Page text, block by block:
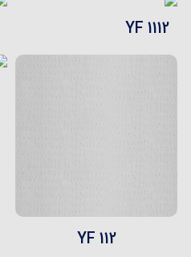
YF 1112
YF 112